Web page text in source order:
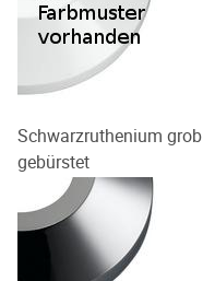
Schwarzruthenium grob
gebürstet